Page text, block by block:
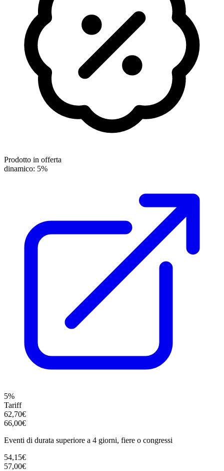
Prodotto in offerta
dinamico: 5%
5%
Tariff
62,70€
66,00€
Eventi di durata superiore a 4 giorni, fiere o congressi
54,15€
57,00€